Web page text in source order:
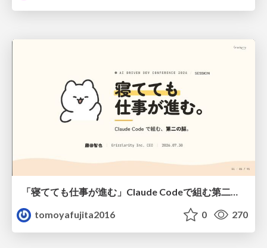
「寝てても仕事が進む」Claude Codeで組む第二の脳
tomoyafujita2016
0 270